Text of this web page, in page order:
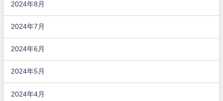
2024年8月
2024年7月
2024年6月
2024年5月
2024年4月